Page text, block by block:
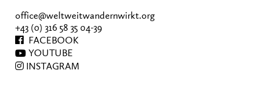
office@weltweitwandernwirkt.org
+43 (0) 316 58 35 04-39
FACEBOOK
YOUTUBE
INSTAGRAM